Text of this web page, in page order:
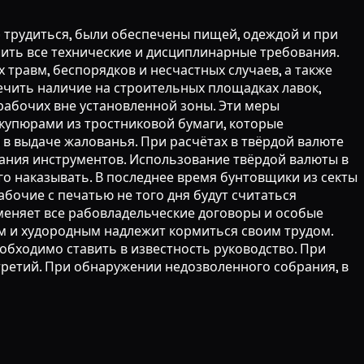
были обеспечены пищей, одеждой и при
все технические и дисциплинарные требования.
беспорядков и несчастных случаев, а также
наличие на строительных площадках лавок,
вне установленной зоны. Эти меры
из тростниковой бумаги, которые
выдаче жалованья. При расчётах в твёрдой валюте
инструментов. Использование твёрдой валюты в
В последнее время бунтовщики из секты
с печатью не того дня будут считаться
все рабовладельческие договоры и особые
и худородным надлежит кормиться своим трудом.
ставить в известность руководство. При
При обнаружении недозволенного собрания, в